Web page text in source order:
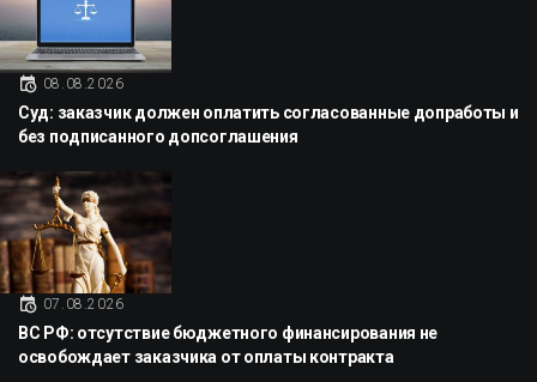
08.08.2026
Суд: заказчик должен оплатить согласованные допработы и
без подписанного допсоглашения
07.08.2026
ВС РФ: отсутствие бюджетного финансирования не
освобождает заказчика от оплаты контракта